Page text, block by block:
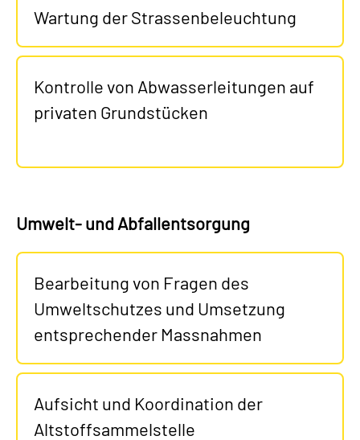
Wartung der Strassenbeleuchtung
Kontrolle von Abwasserleitungen auf
privaten Grundstücken
Umwelt- und Abfallentsorgung
Bearbeitung von Fragen des
Umweltschutzes und Umsetzung
entsprechender Massnahmen
Aufsicht und Koordination der
Altstoffsammelstelle